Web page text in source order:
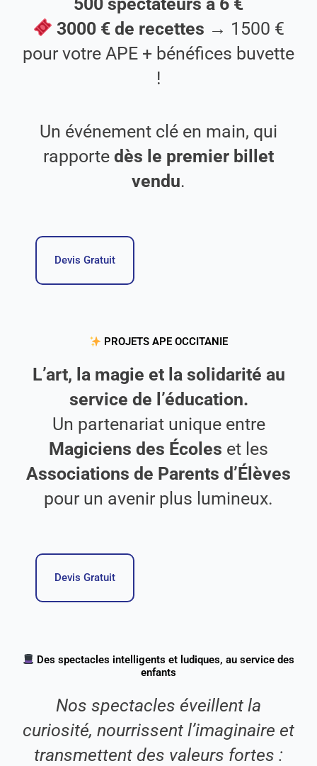
3000 € de recettes → 1500 €
pour votre APE + bénéfices buvette
!
Un événement clé en main, qui
rapporte dès le premier billet
vendu.
Devis Gratuit
PROJETS APE OCCITANIE
L’art, la magie et la solidarité au
service de l’éducation.
Un partenariat unique entre
Magiciens des Écoles et les
Associations de Parents d’Élèves
pour un avenir plus lumineux.
Devis Gratuit
Des spectacles intelligents et ludiques, au service des
enfants
Nos spectacles éveillent la
curiosité, nourrissent l’imaginaire et
transmettent des valeurs fortes :